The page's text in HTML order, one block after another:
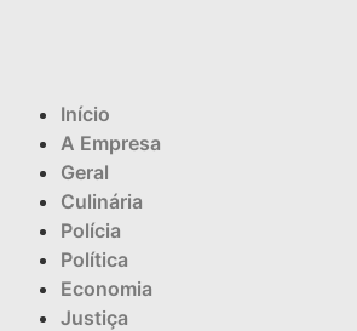
Início
A Empresa
Geral
Culinária
Polícia
Política
Economia
Justiça